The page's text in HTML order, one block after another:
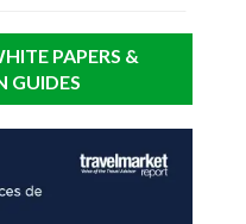
PAPERS &
GUIDES